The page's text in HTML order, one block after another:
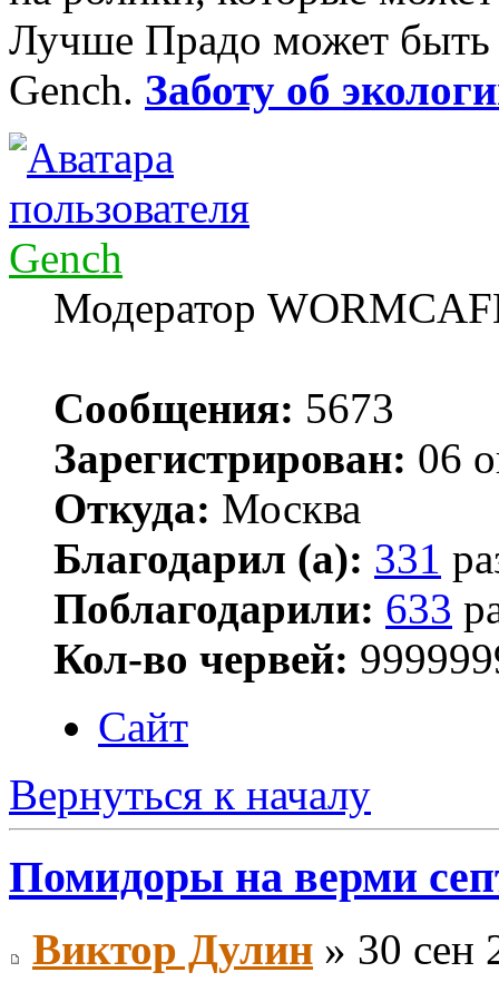
Лучше Прадо может
Gench. Заботу об
Gench
Модератор
Сообщения: 5673
Зарегистрирован: 06
Откуда: Москва
Благодарил (а): 331
Поблагодарили: 633
Кол-во червей:
Сайт
Вернуться к началу
Помидоры на верми
Виктор Дулин » 30 сен